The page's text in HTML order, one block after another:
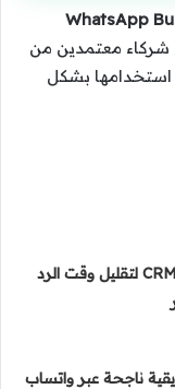
WhatsApp
شركاء معتمدين من
استخدامها بشكل
تحويل واتساب إلى نظام CRM لتقليل وقت الرد
ناجحة عبر واتساب